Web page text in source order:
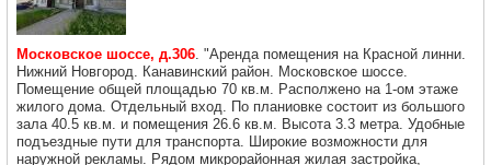
Московское шоссе, д.306. "Аренда помещения на Красной линни.
Нижний Новгород. Канавинский район. Московское шоссе.
Помещение общей площадью 70 кв.м. Располжено на 1-ом этаже
жилого дома. Отдельный вход. По планиовке состоит из большого
зала 40.5 кв.м. и помещения 26.6 кв.м. Высота 3.3 метра. Удобные
подъездные пути для транспорта. Широкие возможности для
наружной рекламы. Рядом микрорайонная жилая застройка,